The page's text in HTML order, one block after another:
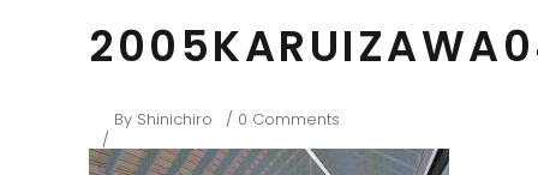
By Shinichiro 0 Comments